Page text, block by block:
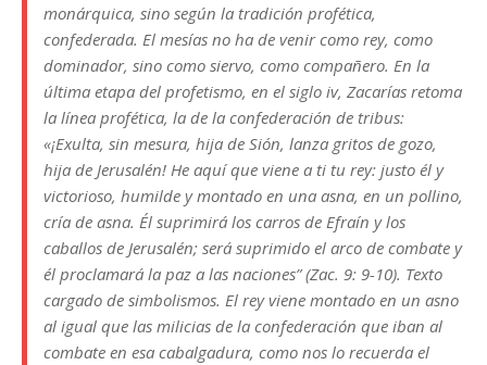
monárquica, sino según la tradición profética,
confederada. El mesías no ha de venir como rey, como
dominador, sino como siervo, como compañero. En la
última etapa del profetismo, en el siglo iv, Zacarías retoma
la línea profética, la de la confederación de tribus:
«¡Exulta, sin mesura, hija de Sión, lanza gritos de gozo,
hija de Jerusalén! He aquí que viene a ti tu rey: justo él y
victorioso, humilde y montado en una asna, en un pollino,
cría de asna. Él suprimirá los carros de Efraín y los
caballos de Jerusalén; será suprimido el arco de combate y
él proclamará la paz a las naciones” (Zac. 9: 9-10). Texto
cargado de simbolismos. El rey viene montado en un asno
al igual que las milicias de la confederación que iban al
combate en esa cabalgadura, como nos lo recuerda el